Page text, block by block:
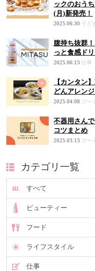
ックのおう
(月)新発売！
2025.06.30 子ど
腹持ち抜群
っと食感ド
2025.06.13 仕事
【カンタン
どんアレン
2025.04.08 フー
不器用さん
コツまとめ
2025.03.13 フー
カテゴリ一覧
すべて
ビューティー
フード
ライフスタイル
仕事